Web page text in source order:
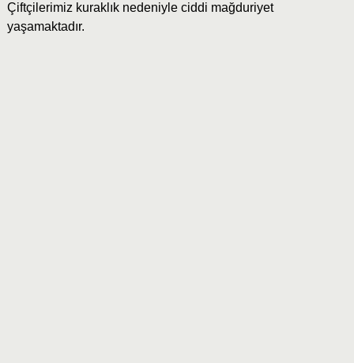
Çiftçilerimiz kuraklık nedeniyle ciddi mağduriyet
yaşamaktadır.